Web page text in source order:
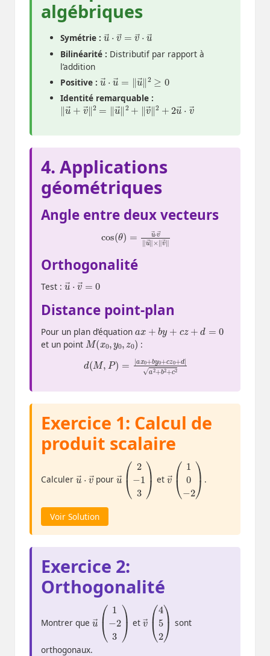
algébriques
Symétrie :
u ⋅ =
→ u
Bilinéarité : Distributif par rapport à
l’addition
Positive :
u →⋅ →=‖u
2 0
Identité remarquable :
‖u→+v→‖2=‖u→‖2+‖ ‖2 +
2u→⋅v→
4. Applications
géométriques
Angle entre deux vecteurs
cos(θ →⋅v→
u→ →‖
Orthogonalité
Test :
u →⋅
=
Distance point-plan
Pour un plan d’équation
y
et un point
M(x0,y0,z0)
:
d(M, P)= x0+by0+cz0+
d| +b2+c2
Exercice 1: Calcul de
produit scalaire
Calculer
u →
⋅v →
pour
u → 2− 1
3
et
v→ 10 −
2
.
Voir Solution
Exercice 2:
Orthogonalité
Montrer que
u → 1 2
3
et
v → (4 5
2
sont
orthogonaux.